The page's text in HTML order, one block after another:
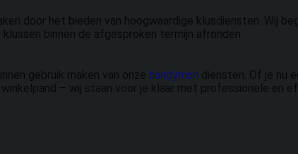
door het bieden van hoogwaardige klusdiensten. Wij
binnen de afgesproken termijn afronden.
gebruik maken van onze handyman diensten. Of je nu
– wij staan voor je klaar met professionele en